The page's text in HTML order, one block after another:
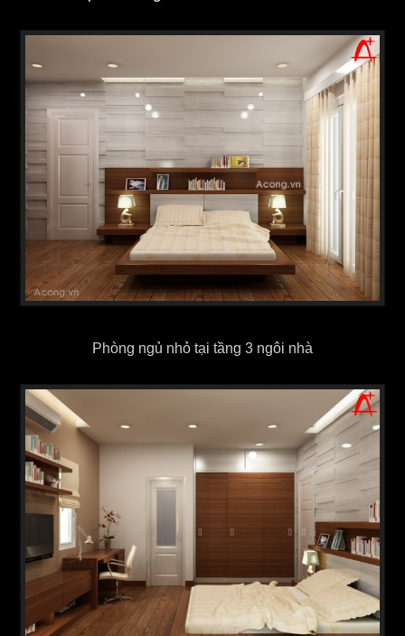
Phòng ngủ nhỏ tại tầng 3 ngôi nhà